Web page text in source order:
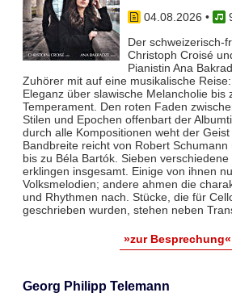
04.08.2026 •
Der schweizerisch-
Christoph Croisé
Pianistin Ana
Zuhörer mit auf eine musikalische
Eleganz über slawische Melancholie bis
Temperament. Den roten Faden
Stilen und Epochen offenbart der
durch alle Kompositionen weht der
Bandbreite reicht von Robert
bis zu Béla Bartók. Sieben verschiedene
erklingen insgesamt. Einige von ihnen
Volksmelodien; andere ahmen die
und Rhythmen nach. Stücke, die für
geschrieben wurden, stehen neben
»zur Besprechung«
Georg Philipp Telemann